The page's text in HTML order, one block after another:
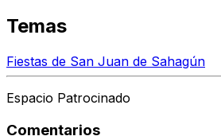
Temas
Fiestas de San Juan de Sahagún
Espacio Patrocinado
Comentarios